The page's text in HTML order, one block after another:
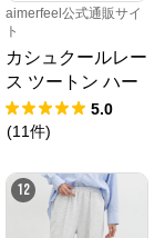
aimerfeel公式通販サイ
ト
カシュクールレー
ス ツートン ハー
フバックショーツ
5.0
(11件)
12